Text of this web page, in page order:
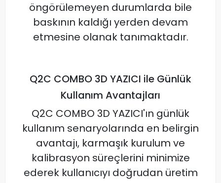
öngörülemeyen durumlarda bile
baskının kaldığı yerden devam
etmesine olanak tanımaktadır.
Q2C COMBO 3D YAZICI ile Günlük
Kullanım Avantajları
Q2C COMBO 3D YAZICI'ın günlük
kullanım senaryolarında en belirgin
avantajı, karmaşık kurulum ve
kalibrasyon süreçlerini minimize
ederek kullanıcıyı doğrudan üretim